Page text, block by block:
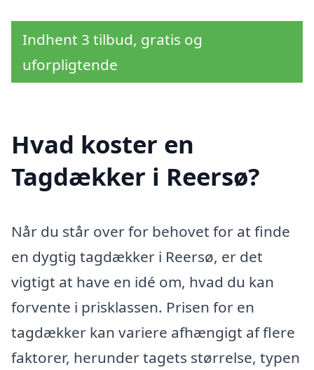
Indhent 3 tilbud, gratis og
uforpligtende
Hvad koster en
Tagdækker i Reersø?
Når du står over for behovet for at finde
en dygtig tagdækker i Reersø, er det
vigtigt at have en idé om, hvad du kan
forvente i prisklassen. Prisen for en
tagdækker kan variere afhængigt af flere
faktorer, herunder tagets størrelse, typen